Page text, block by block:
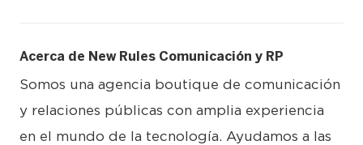
Acerca de New Rules Comunicación y RP
Somos una agencia boutique de comunicación
y relaciones públicas con amplia experiencia
en el mundo de la tecnología. Ayudamos a las